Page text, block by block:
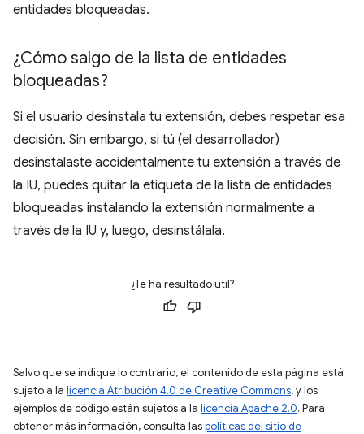
entidades bloqueadas.
¿Cómo salgo de la lista de entidades
bloqueadas?
Si el usuario desinstala tu extensión, debes respetar esa
decisión. Sin embargo, si tú (el desarrollador)
desinstalaste accidentalmente tu extensión a través de
la IU, puedes quitar la etiqueta de la lista de entidades
bloqueadas instalando la extensión normalmente a
través de la IU y, luego, desinstálala.
¿Te ha resultado útil?
Salvo que se indique lo contrario, el contenido de esta página está
sujeto a la licencia Atribución 4.0 de Creative Commons, y los
ejemplos de código están sujetos a la licencia Apache 2.0. Para
obtener más información, consulta laspolíticas del sitio de